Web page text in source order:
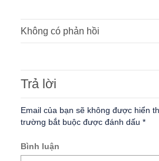
Không có phản hồi
Trả lời
Email của bạn sẽ không được hiển
trường bắt buộc được đánh dấu *
Bình luận